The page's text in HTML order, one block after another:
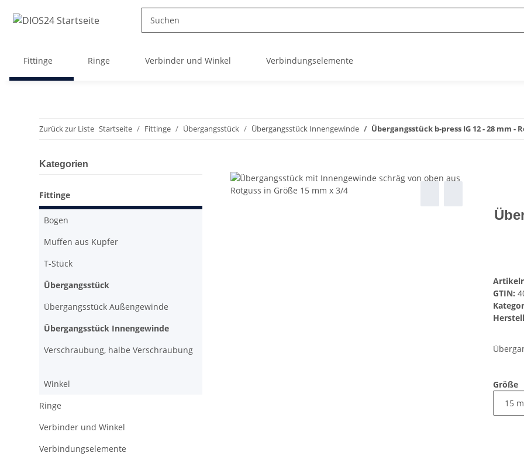
Fittinge Ringe Verbinder und Winkel Verbindungselemente
Zurück zur Liste Startseite Fittinge Übergangsstück Übergangsstück Innengewinde Übergangsstück b-press IG 12 - 28 mm -
GTIN:
Größe
Kategorien
Fittinge
Bogen
Muffen aus Kupfer
T-Stück
Übergangsstück
Übergangsstück Außengewinde
Übergangsstück Innengewinde
Verschraubung, halbe Verschraubung
Winkel
Ringe
Verbinder und Winkel
Verbindungselemente